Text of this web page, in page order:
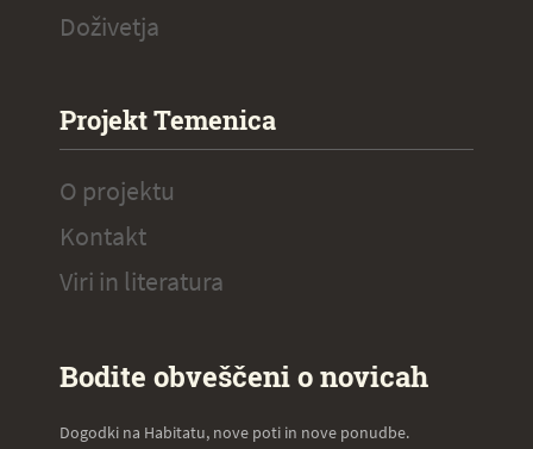
Doživetja
Projekt Temenica
O projektu
Kontakt
Viri in literatura
Bodite obveščeni o novicah
Dogodki na Habitatu, nove poti in nove ponudbe.